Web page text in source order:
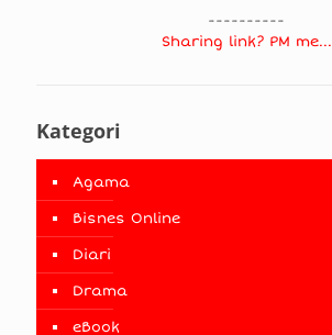
----------
Sharing link? PM me...
Kategori
Agama
Bisnes Online
Diari
Drama
eBook